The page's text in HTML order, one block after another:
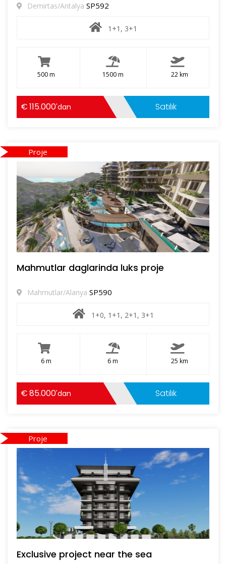
Demirtas/Antalya SP592
1+1, 3+1
500 m 1500 m 22 km
115.000'dan Satılık
Proje
Mahmutlar daglarinda luks proje
Mahmutlar/Alanya SP590
1+0, 1+1, 2+1, 3+1
6 m 6 m 25 km
85.000'dan Satılık
Proje
Exclusive project near the sea